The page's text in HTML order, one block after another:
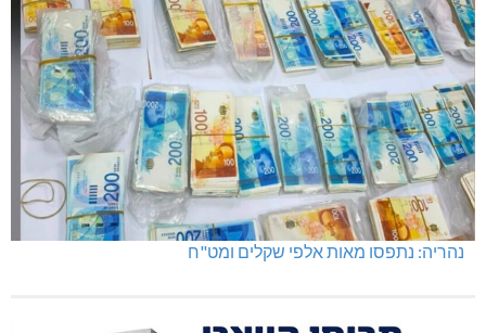
נהריה: נתפסו מאות אלפי שקלים ומט"ח